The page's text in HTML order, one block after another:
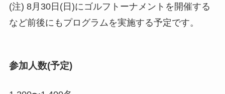
(注) 8月30日(日)にゴルフトーナメントを開催する
など前後にもプログラムを実施する予定です。
参加人数(予定)